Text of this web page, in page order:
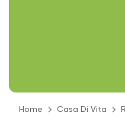
Home Casa Di Vita